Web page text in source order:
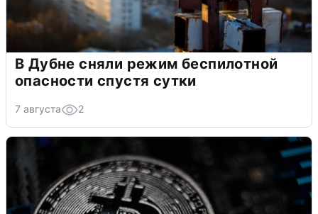
В Дубне сняли режим беспилотной
опасности спустя сутки
7 августа 2